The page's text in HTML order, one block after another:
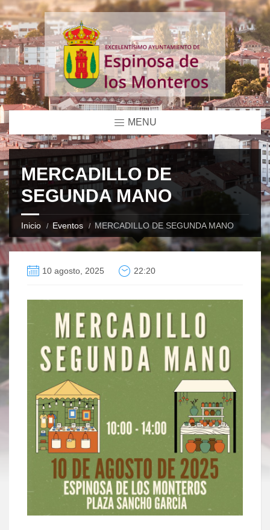
MENU
MERCADILLO DE
SEGUNDA MANO
Inicio Eventos MERCADILLO DE SEGUNDA MANO
10 agosto, 2025 22:20